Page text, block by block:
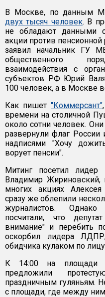
В Москве, по данным
двух тысяч человек. В
не обладают данными
акции против
заявил начальник ГУ
общественного
взаимодействия с
субъектов РФ Юрий
100 человек, а в Москве
Как пишет"Коммерсант"
времени на столичной
около сотни человек.
развернули флаг России
надписями "Хочу
ворует пенсии".
Митинг посетил
Владимир
многих акциях Алексея
сразу же облепили
журналистов.
посчитали, что
внимание" и перебить
оскорбил лидера
обидчика кулаком по
К 14:00 на площади
предложили
праздничным гуляньям.
с площади, где между